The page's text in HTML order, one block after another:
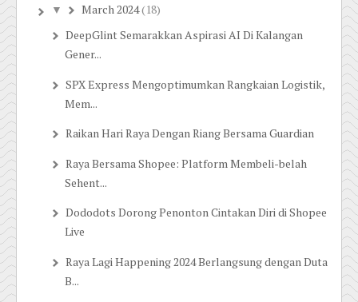
▼ March 2024(18)
DeepGlint Semarakkan Aspirasi AI Di Kalangan
Gener...
SPX Express Mengoptimumkan Rangkaian Logistik,
Mem...
Raikan Hari Raya Dengan Riang Bersama Guardian
Raya Bersama Shopee: Platform Membeli-belah
Sehent...
Dododots Dorong Penonton Cintakan Diri di Shopee
Live
Raya Lagi Happening 2024 Berlangsung dengan Duta
B...